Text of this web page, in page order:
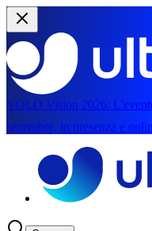
YOLO Vision 2026:
settembre, in presenza e